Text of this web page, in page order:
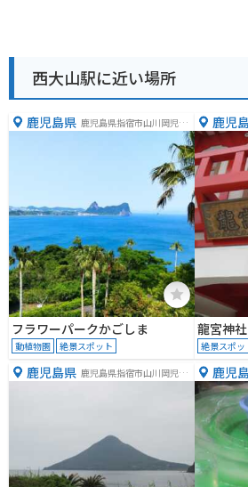
西大山駅に近い場所
鹿児島県 鹿児島県指宿市山川岡児ケ
フラワーパークかごしま
動植物園 絶景スポット
鹿児
龍宮神社
絶景スポッ
鹿児島県 鹿児島県指宿市山川岡児ケ
鹿児